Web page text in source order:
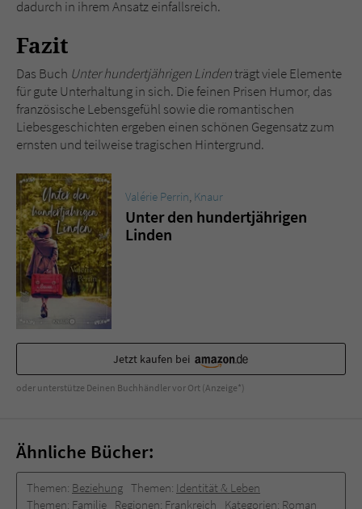
dadurch in ihrem Ansatz einfallsreich.
Fazit
Das Buch Unter hundertjährigen Lindenträgt viele Elemente
für gute Unterhaltung in sich. Die feinen Prisen Humor, das
französische Lebensgefühl sowie die romantischen
Liebesgeschichten ergeben einen schönen Gegensatz zum
ernsten und teilweise tragischen Hintergrund.
Valérie Perrin, Knaur
Unter den hundertjährigen
Linden
Jetzt kaufen bei
oder unterstütze Deinen Buchhändler vor Ort (Anzeige*)
Ähnliche Bücher:
Themen: Beziehung Themen: Identität & Leben
Themen: Familie Regionen: Frankreich Kategorien: Roman